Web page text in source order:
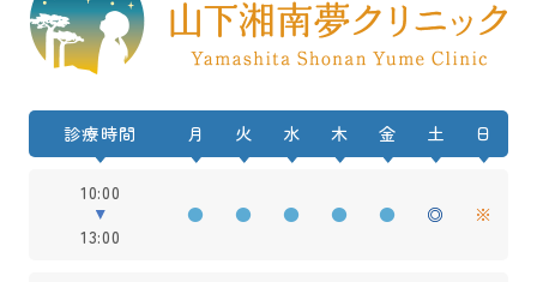
診療時間 月 火 水 木 金 土 日
10:00
13:00
● ● ● ● ● ◎ ※